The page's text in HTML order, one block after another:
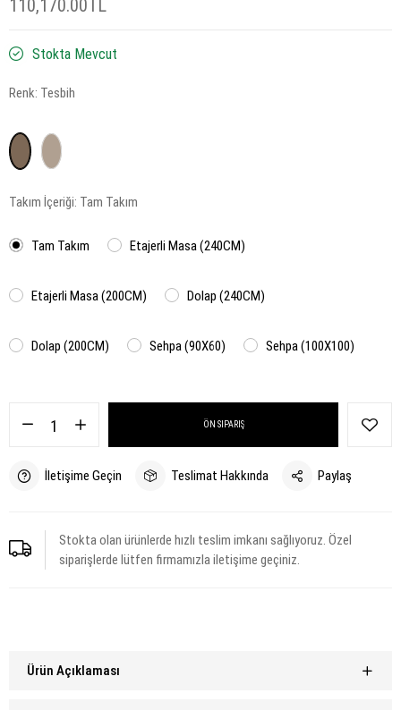
110,170.00TL
Stokta Mevcut
Renk: Tesbih
Takım İçeriği: Tam Takım
Tam Takım Etajerli Masa (240CM)
Etajerli Masa (200CM) Dolap (240CM)
Dolap (200CM) Sehpa (90X60) Sehpa (100X100)
ÖN SIPARIŞ
İletişime Geçin Teslimat Hakkında Paylaş
Stokta olan ürünlerde hızlı teslim imkanı sağlıyoruz. Özel
siparişlerde lütfen firmamızla iletişime geçiniz.
Ürün Açıklaması